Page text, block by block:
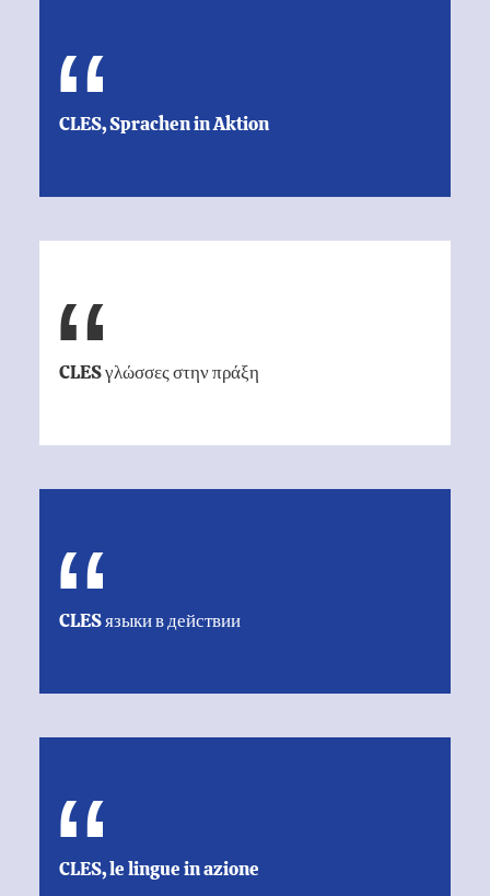
CLES, Sprachen in Aktion
CLES γλώσσες στην πράξη
CLES языки в действии
CLES, le lingue in azione